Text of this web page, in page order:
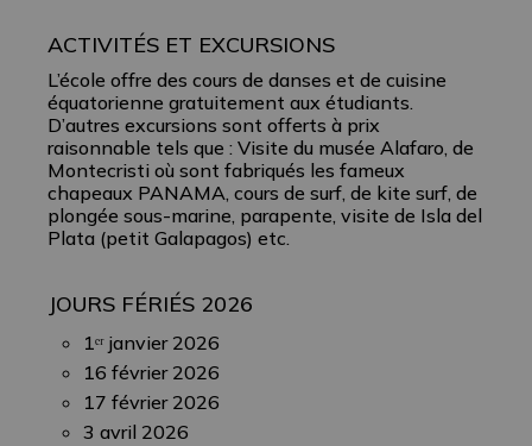
ACTIVITÉS ET EXCURSIONS
L’école offre des cours de danses et de cuisine
équatorienne gratuitement aux étudiants.
D’autres excursions sont offerts à prix
raisonnable tels que : Visite du musée Alafaro, de
Montecristi où sont fabriqués les fameux
chapeaux PANAMA, cours de surf, de kite surf, de
plongée sous-marine, parapente, visite de Isla del
Plata (petit Galapagos) etc.
JOURS FÉRIÉS 2026
1ᵉʳ janvier 2026
16 février 2026
17 février 2026
3 avril 2026